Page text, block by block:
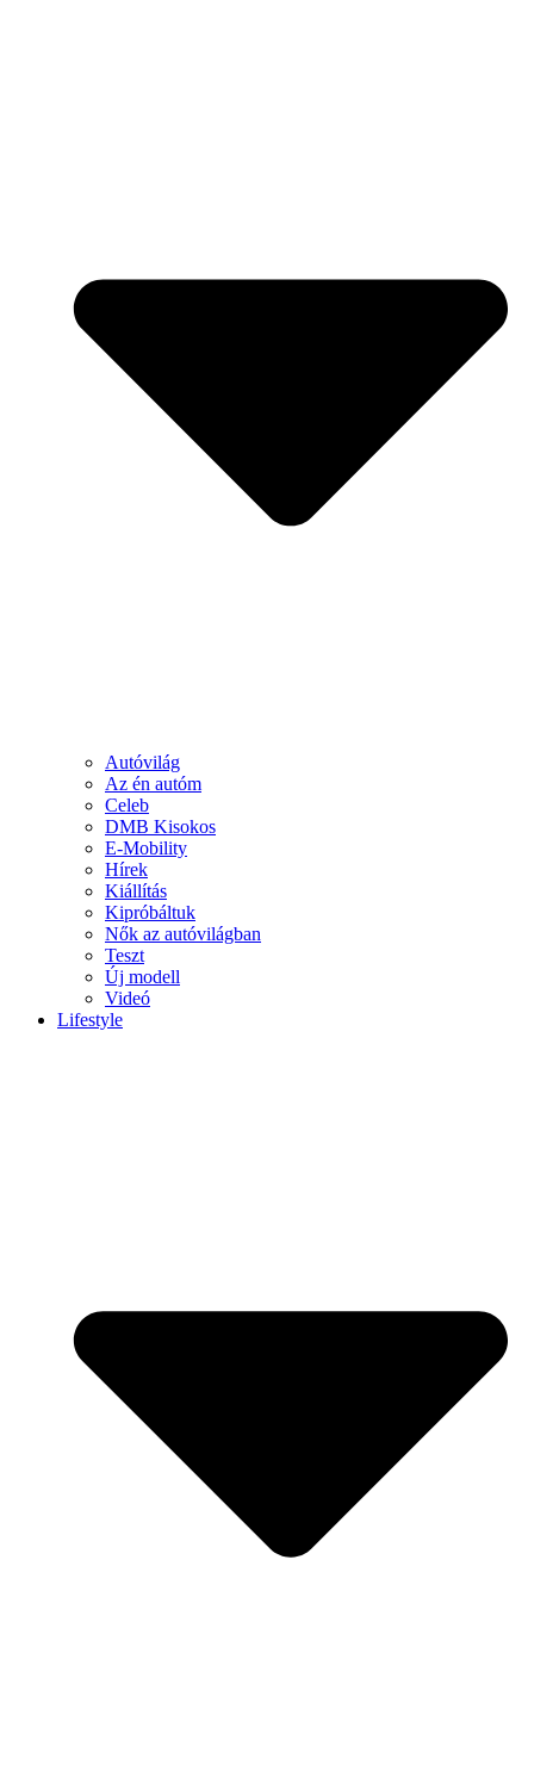
Autóvilág
Az én autóm
Celeb
DMB Kisokos
E-Mobility
Hírek
Kiállítás
Kipróbáltuk
Nők az autóvilágban
Teszt
Új modell
Videó
Lifestyle